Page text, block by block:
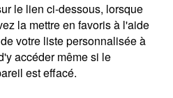
le lien ci-dessous, lorsque
la mettre en favoris à l'aide
votre liste personnalisée à
accéder même si le
est effacé.